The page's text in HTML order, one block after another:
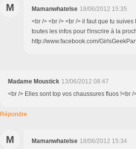
M Mamanwhatelse 18/06/2012 15:35
<br /> <br /> <br /> il faut que tu
toutes les infos pour t'inscrire à la
http://www.facebook.com/
Madame Moustick 13/06/2012 08:47
<br /> Elles sont top vos chaussures fluos !<br /
Répondre
M Mamanwhatelse 18/06/2012 15:34